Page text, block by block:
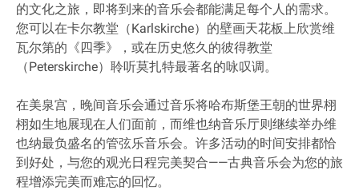
的文化之旅，即将到来的音乐会都能满足每个人的需求。
您可以在卡尔教堂（Karlskirche）的壁画天花板上欣赏维
瓦尔第的《四季》，或在历史悠久的彼得教堂
（Peterskirche）聆听莫扎特最著名的咏叹调。
在美泉宫，晚间音乐会通过音乐将哈布斯堡王朝的世界栩
栩如生地展现在人们面前，而维也纳音乐厅则继续举办维
也纳最负盛名的管弦乐音乐会。许多活动的时间安排都恰
到好处，与您的观光日程完美契合——古典音乐会为您的旅
程增添完美而难忘的回忆。